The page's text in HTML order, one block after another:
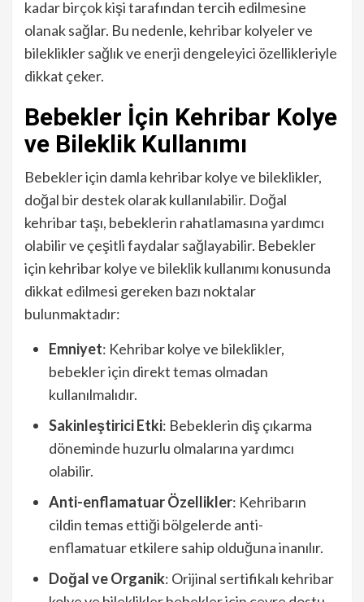
kadar birçok kişi tarafından tercih edilmesine
olanak sağlar. Bu nedenle, kehribar kolyeler ve
bileklikler sağlık ve enerji dengeleyici özellikleriyle
dikkat çeker.
Bebekler İçin Kehribar Kolye
ve Bileklik Kullanımı
Bebekler için damla kehribar kolye ve bileklikler,
doğal bir destek olarak kullanılabilir. Doğal
kehribar taşı, bebeklerin rahatlamasına yardımcı
olabilir ve çeşitli faydalar sağlayabilir. Bebekler
için kehribar kolye ve bileklik kullanımı konusunda
dikkat edilmesi gereken bazı noktalar
bulunmaktadır:
Emniyet: Kehribar kolye ve bileklikler,
bebekler için direkt temas olmadan
kullanılmalıdır.
Sakinleştirici Etki: Bebeklerin diş çıkarma
döneminde huzurlu olmalarına yardımcı
olabilir.
Anti-enflamatuar Özellikler: Kehribarın
cildin temas ettiği bölgelerde anti-
enflamatuar etkilere sahip olduğuna inanılır.
Doğal ve Organik: Orijinal sertifikalı kehribar